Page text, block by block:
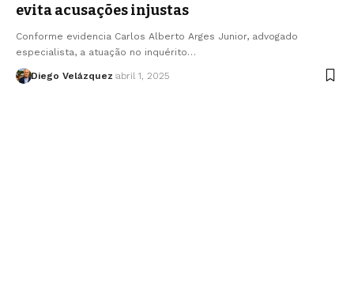
evita acusações injustas
Conforme evidencia Carlos Alberto Arges Junior, advogado
especialista, a atuação no inquérito…
Diego Velázquez abril 1, 2025